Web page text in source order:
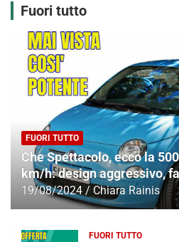
Fuori tutto
FUORI TUTTO
Che Spettacolo, ecco la
km/h: design aggressivo,
19/08/2024 Chiara Rainis
FUORI TUTTO